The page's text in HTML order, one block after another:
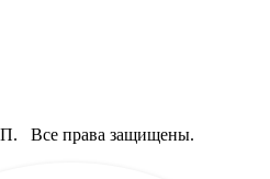
Все права защищены.